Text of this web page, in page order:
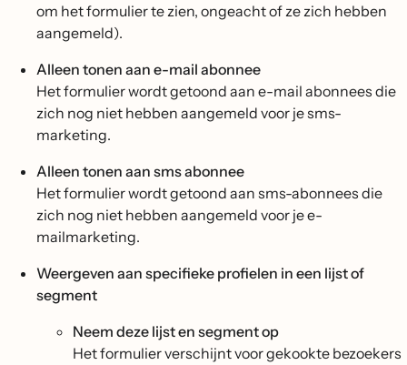
om het formulier te zien, ongeacht of ze zich hebben
aangemeld).
Alleen tonen aan e-mail abonnee
Het formulier wordt getoond aan e-mail abonnees die
zich nog niet hebben aangemeld voor je sms-
marketing.
Alleen tonen aan sms abonnee
Het formulier wordt getoond aan sms-abonnees die
zich nog niet hebben aangemeld voor je e-
mailmarketing.
Weergeven aan specifieke profielen in een lijst of
segment
Neem deze lijst en segment op
Het formulier verschijnt voor gekookte bezoekers